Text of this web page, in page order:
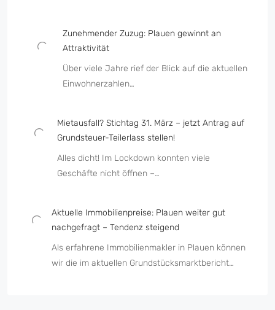
Zunehmender Zuzug: Plauen gewinnt an
Attraktivität
Über viele Jahre rief der Blick auf die aktuellen
Einwohnerzahlen…
Mietausfall? Stichtag 31. März – jetzt Antrag auf
Grundsteuer-Teilerlass stellen!
Alles dicht! Im Lockdown konnten viele
Geschäfte nicht öffnen –…
Aktuelle Immobilienpreise: Plauen weiter gut
nachgefragt – Tendenz steigend
Als erfahrene Immobilienmakler in Plauen können
wir die im aktuellen Grundstücksmarktbericht…